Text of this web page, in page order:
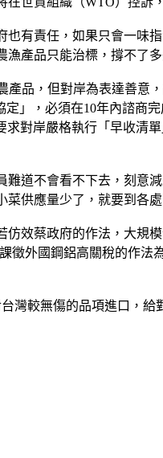
有責任，如果只會一味
產品只能治標，撐不了多
產品，但對岸為表達善意
」，必須在10年內諮商
對岸嚴格執行「早收清
道不會看不下去，刻意
供應量少了，就要到各
效蔡政府的作法，大規
徵外國鋼鋁高關稅的作法
灣較無傷的品項進口，